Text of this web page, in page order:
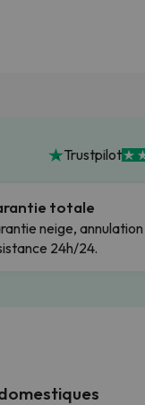
Trustpilot
totale
neige,
24h/24.